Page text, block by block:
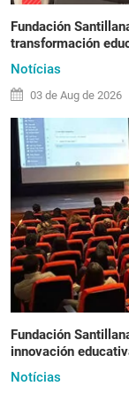
Fundación
transformación
Notícias
03 de Aug de 2026
Fundación
innovación
Notícias